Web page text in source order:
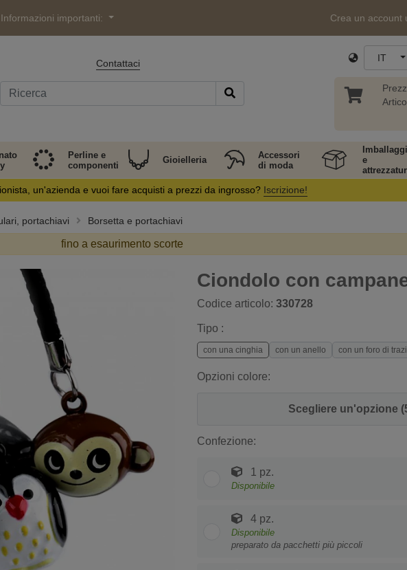
Informazioni importanti: Crea un account
Contattaci IT
Perline e
componenti
Gioielleria
Accessori
di moda
e
un'azienda e vuoi fare acquisti a prezzi da ingrosso? Iscrizione!
portachiavi Borsetta e portachiavi
fino a esaurimento scorte
Ciondolo con
Codice articolo: 330728
Tipo :
con una cinghia con un anello con un foro di
Opzioni colore:
Scegliere un'opzione
Confezione:
1 pz.
Disponibile
4 pz.
Disponibile
preparato da pacchetti più piccoli